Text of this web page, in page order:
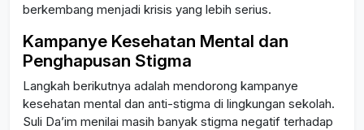
berkembang menjadi krisis yang lebih serius.
Kampanye Kesehatan Mental dan
Penghapusan Stigma
Langkah berikutnya adalah mendorong kampanye
kesehatan mental dan anti-stigma di lingkungan sekolah.
Suli Da’im menilai masih banyak stigma negatif terhadap